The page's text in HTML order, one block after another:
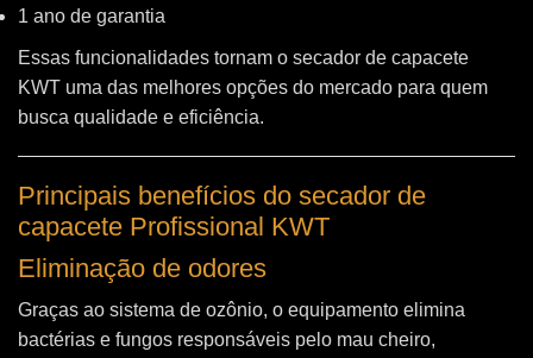
1 ano de garantia
Essas funcionalidades tornam o secador de capacete
KWT uma das melhores opções do mercado para quem
busca qualidade e eficiência.
Principais benefícios do secador de
capacete Profissional KWT
Eliminação de odores
Graças ao sistema de ozônio, o equipamento elimina
bactérias e fungos responsáveis pelo mau cheiro,